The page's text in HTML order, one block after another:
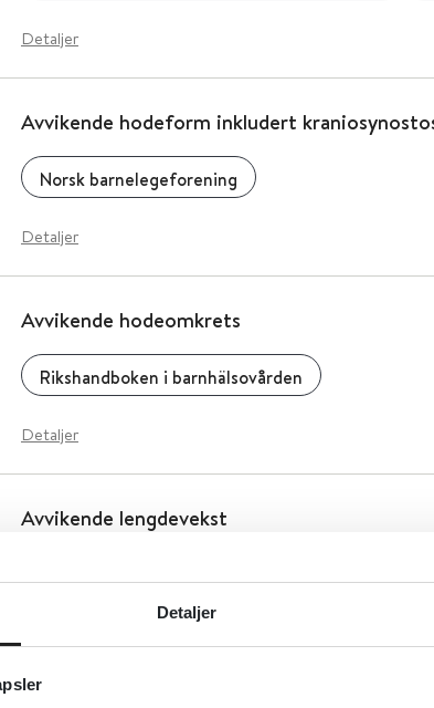
Detaljer
Detaljer
Avvikende hodeform inkludert
Norsk barnelegeforening
Detaljer
Avvikende hodeomkrets
Rikshandboken i barnhälsovården
Detaljer
Avvikende lengdevekst